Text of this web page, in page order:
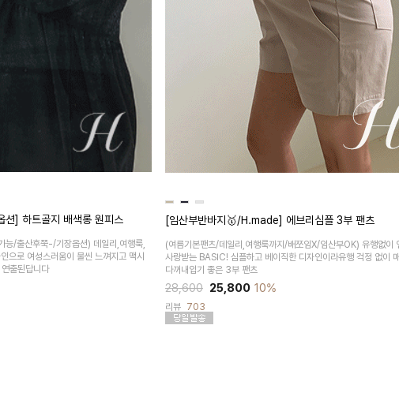
] 하트골지 배색롱 원피스
능/출산후쭉-/기장옵션) 데일리,여행룩,
으로 여성스러움이 물씬 느껴지고 맥시
출된답니다
[임산부반바지🥇/H.made] 에브리심플 3부 팬츠
(여름기본팬츠/데일리,여행룩까지/배쪼임X/임산부OK) 유행없이
사랑받는 BASIC! 심플하고 베이직한 디자인이라유행 걱정 없이
다꺼내입기 좋은 3부 팬츠
28,600 25,800 10%
리뷰 703